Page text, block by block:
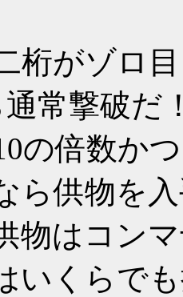
桁がゾロ
常撃破だ
の倍数か
ら供物を
物はコン
いくらで